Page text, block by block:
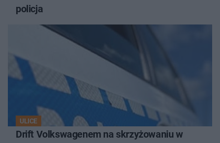
policja
ULICE
Drift Volkswagenem na skrzyżowaniu w